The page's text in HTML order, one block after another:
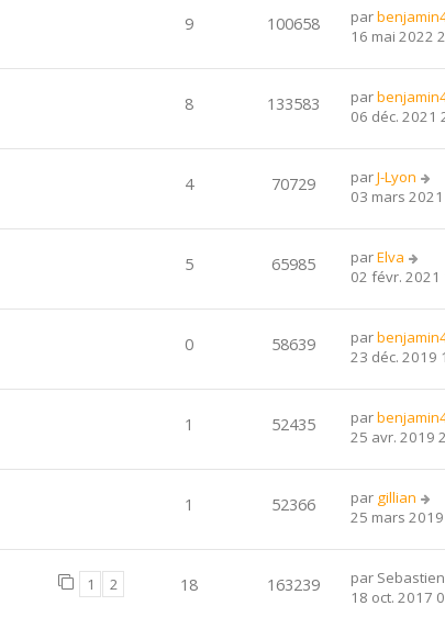
9 100658 par
16 mai 2022
8 133583 par
06 déc. 2021
4 70729 parJ-Lyon
03 mars
5 65985 parElva
02 févr. 2021
0 58639 par
23 déc. 2019
1 52435 par
25 avr. 2019
1 52366 par gillian
25 mars
1 2 18 163239 par
18 oct. 2017